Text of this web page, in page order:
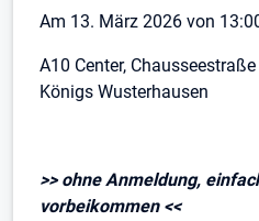
Am 13. März 2026 von
A10 Center,
Königs Wusterhausen
>> ohne Anmeldung,
vorbeikommen <<